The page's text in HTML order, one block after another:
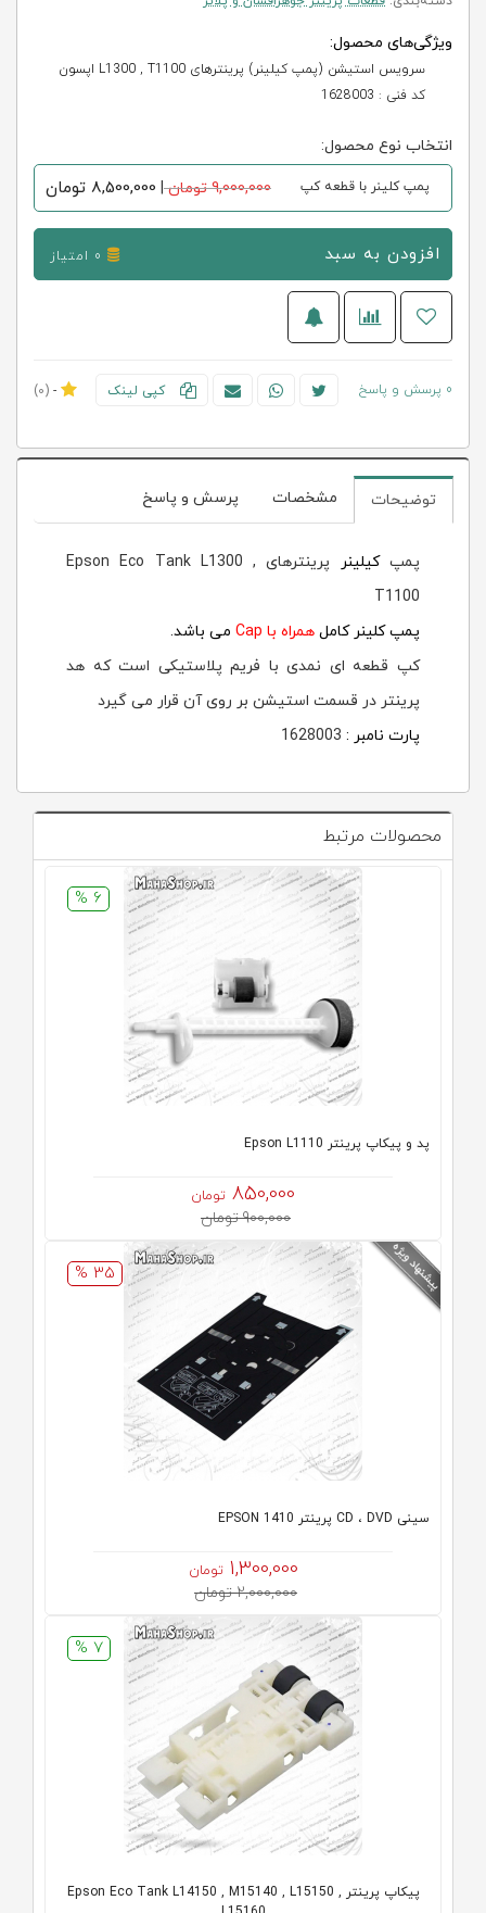
ویژگی‌های محصول:
سرویس استیشن (پمپ کیلینر) پرینترهای L1300 , T1100 اپسون
کد فنی : 1628003
انتخاب نوع محصول:
پمپ کلینر با قطعه کپ 9,000,000 تومان |
8,500,000 تومان
افزودن به سبد
0 پرسش و پاسخ کپی لینک -
(0)
توضیحات مشخصات پرسش و پاسخ
پمپکیلینر
پرینترهای Epson Eco Tank L1300 ,
T1100
پمپ کلینر کامل همراه با Cap
می باشد.
کپ قطعه ای نمدی با فریم پلاستیکی است که هد
پرینتر در قسمت استیشن بر روی آن قرار می گیرد
پارت نامبر : 1628003
محصولات مرتبط
6 %
پد و پیکاپ پرینتر Epson L1110
850,000 تومان
900,000 تومان
35 %
سینی CD ، DVD پرینتر EPSON 1410
1,300,000 تومان
2,000,000 تومان
7 %
پیکاپ پرینتر Epson Eco Tank L14150 , M15140 , L15150 ,